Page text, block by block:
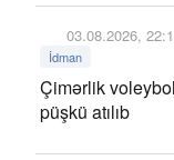
03.08.2026,
İdman
Çimərlik
püşkü atılıb